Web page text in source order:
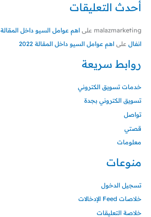
أحدث التعليقات
malazmarketing على اهم عوامل السيو داخل المقالة 2022
انفال على اهم عوامل السيو داخل المقالة 2022
روابط سريعة
خدمات تسويق الكتروني
تسويق الكتروني بجدة
تواصل
قصتي
معلومات
منوعات
تسجيل الدخول
خلاصات Feed الإدخالات
خلاصة التعليقات